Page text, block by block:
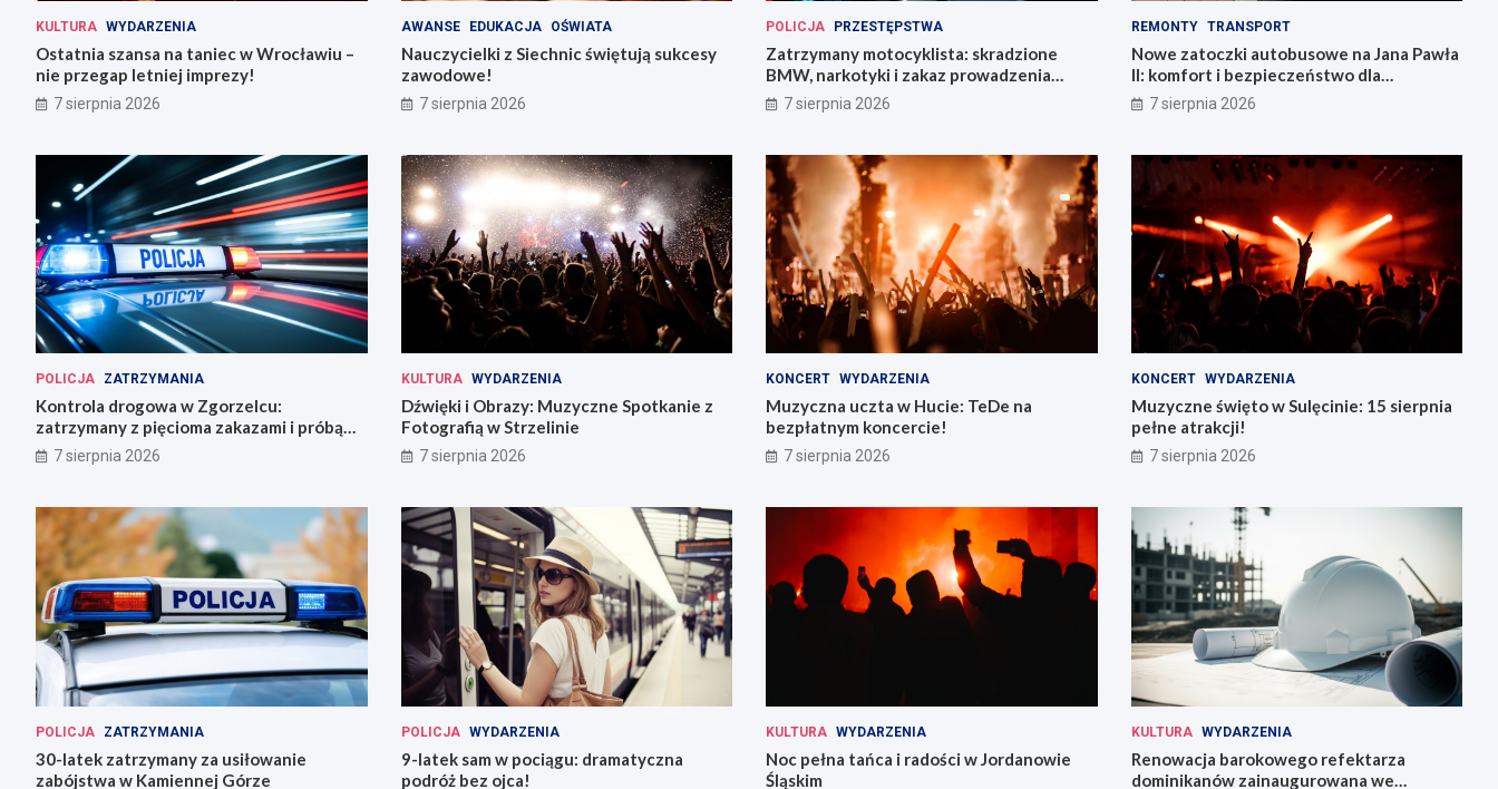
KULTURA WYDARZENIA
Ostatnia szansa na taniec w Wrocławiu –
nie przegap letniej imprezy!
7 sierpnia 2026
AWANSE EDUKACJA OŚWIATA
Nauczycielki z Siechnic świętują sukcesy
zawodowe!
7 sierpnia 2026
POLICJA PRZESTĘPSTWA
Zatrzymany motocyklista: skradzione
BMW, narkotyki i zakaz prowadzenia
pojazdów
7 sierpnia 2026
REMONTY TRANSPORT
Nowe zatoczki autobusowe na Jana Pawła
II: komfort i bezpieczeństwo dla
mieszkańców!
7 sierpnia 2026
POLICJA ZATRZYMANIA
Kontrola drogowa w Zgorzelcu:
zatrzymany z pięcioma zakazami i próbą
ucieczki
7 sierpnia 2026
KULTURA WYDARZENIA
Dźwięki i Obrazy: Muzyczne Spotkanie z
Fotografią w Strzelinie
7 sierpnia 2026
KONCERT WYDARZENIA
Muzyczna uczta w Hucie: TeDe na
bezpłatnym koncercie!
7 sierpnia 2026
KONCERT WYDARZENIA
Muzyczne święto w Sulęcinie: 15 sierpnia
pełne atrakcji!
7 sierpnia 2026
POLICJA ZATRZYMANIA
30-latek zatrzymany za usiłowanie
zabójstwa w Kamiennej Górze
POLICJA WYDARZENIA
9-latek sam w pociągu: dramatyczna
podróż bez ojca!
KULTURA WYDARZENIA
Noc pełna tańca i radości w Jordanowie
Śląskim
KULTURA WYDARZENIA
Renowacja barokowego refektarza
dominikanów zainaugurowana we